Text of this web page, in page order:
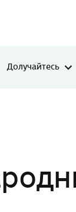
Долучайтесь